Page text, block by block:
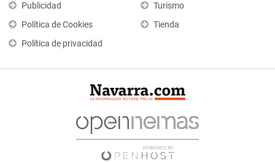
Publicidad
Política de Cookies
Política de privacidad
Turismo
Tienda